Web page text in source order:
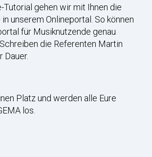
Tutorial gehen wir mit Ihnen die
unserem Onlineportal. So können
für Musiknutzende genau
Schreiben die Referenten Martin
Dauer.
Platz und werden alle Eure
los.